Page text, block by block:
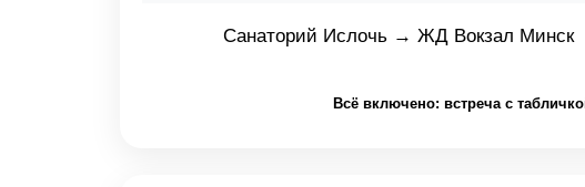
Санаторий Ислочь → ЖД Вокзал Минск
Всё включено: встреча с